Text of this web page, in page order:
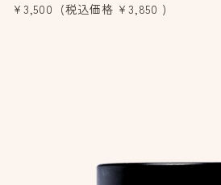
¥3,500 (税込価格 ¥3,850 )